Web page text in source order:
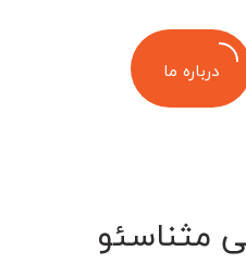
درباره ما
مثناسئو